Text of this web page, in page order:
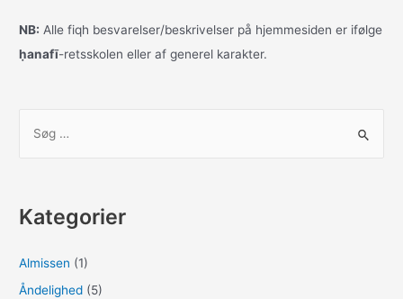
c
e
o
st
o
ai
l
ar
e
NB: Alle fiqh besvarelser/beskrivelser på hjemmesiden er ifølge
ḥanafī-retsskolen eller af generel karakter.
f
e
r
Kategorier
Almissen (1)
Åndelighed (5)